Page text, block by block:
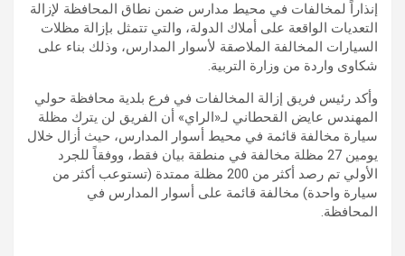
إنذاراً لمخالفات في محيط مدارس ضمن نطاق المحافظة لإزالة
التعديات الواقعة على أملاك الدولة، والتي تتمثل بإزالة مظلات
السيارات المخالفة الملاصقة لأسوار المدارس، وذلك بناء على
شكاوى واردة من وزارة التربية.
وأكد رئيس فريق إزالة المخالفات في فرع بلدية محافظة حولي
المهندس عايض القحطاني لـ«الراي» أن الفريق لن يترك مظلة
سيارة مخالفة قائمة في محيط أسوار المدارس، حيث أزال خلال
يومين 27 مظلة مخالفة في منطقة بيان فقط، ووفقاً للجرد
الأولي تم رصد أكثر من 200 مظلة ممتدة (تستوعب أكثر من
سيارة واحدة) مخالفة قائمة على أسوار المدارس في
المحافظة.